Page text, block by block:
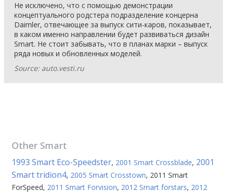
Не исключено, что с помощью демонстрации
концептуального родстера подразделение концерна
Daimler, отвечающее за выпуск сити-каров, показывает,
в каком именно направлении будет развиваться дизайн
Smart. Не стоит забывать, что в планах марки – выпуск
ряда новых и обновленных моделей.
Source: auto.vesti.ru
Other Smart
1993 Smart Eco-Speedster, 2001 Smart Crossblade, 2001
Smart tridion4, 2005 Smart Crosstown, 2011 Smart
ForSpeed, 2011 Smart Forvision, 2012 Smart forstars, 2012